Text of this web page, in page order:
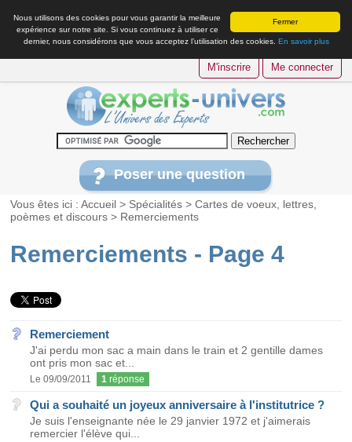
Fermer
Nous utilisons des cookies pour vous garantir la meilleure
expérience sur notre site. Si vous continuez à utiliser ce
dernier, nous considérons que vous acceptez l’utilisation des cookies. En savoir plus
M'inscrire Me connecter
Poser une question
Vous êtes ici :Accueil > Spécialités >Cartes de voeux, lettres,
poèmes et discours > Remerciements
Remerciements - Page 4
Remerciement
J'ai perdu mon sac a main dans le train et 2 gentille dames
ont pris mon sac et...
Le 09/09/2011 1 réponse
Qui a souhaité un joyeux anniversaire à l'institutrice ?
Je suis l'enseignante née le 29 janvier 1972 et j'aimerais
remercier l'élève qui...